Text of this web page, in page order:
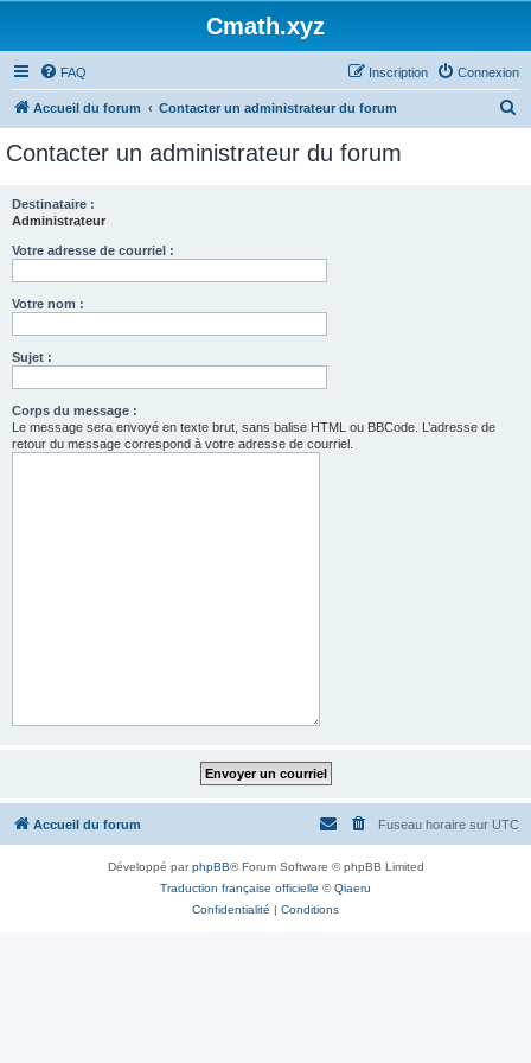
Cmath.xyz
FAQ Connexion
Inscription
Accueil du forum Contacter un administrateur du forum
Contacter un administrateur du forum
Destinataire :
Administrateur
Votre adresse de courriel :
Votre nom :
Sujet :
Corps du message :
Le message sera envoyé en texte brut, sans balise HTML ou BBCode. L’adresse de
retour du message correspond à votre adresse de courriel.
Accueil du forum Fuseau horaire sur UTC
Développé parphpBB® Forum Software © phpBB Limited
Traduction française officielle ©Qiaeru
Confidentialité | Conditions